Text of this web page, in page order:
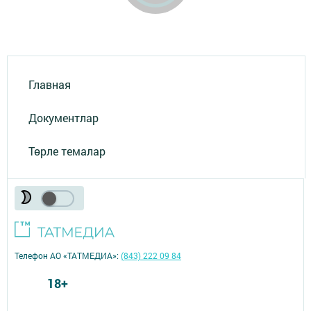
Главная
Документлар
Төрле темалар
Телефон АО «ТАТМЕДИА»:(843) 222 09 84
18+